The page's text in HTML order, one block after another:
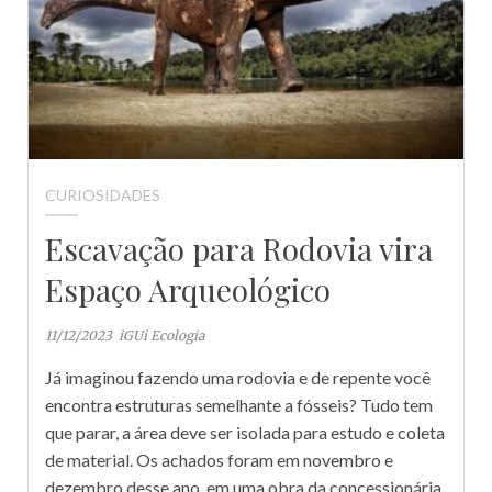
CURIOSIDADES
Escavação para Rodovia vira
Espaço Arqueológico
11/12/2023 iGUi Ecologia
Já imaginou fazendo uma rodovia e de repente você
encontra estruturas semelhante a fósseis? Tudo tem
que parar, a área deve ser isolada para estudo e coleta
de material. Os achados foram em novembro e
dezembro desse ano, em uma obra da concessionária